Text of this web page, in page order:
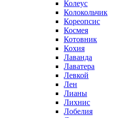
Колеус
Колокольчик
Кореопсис
Космея
Котовник
Кохия
Лаванда
Лаватера
Левкой
Лен
Лианы
Лихнис
Лобелия